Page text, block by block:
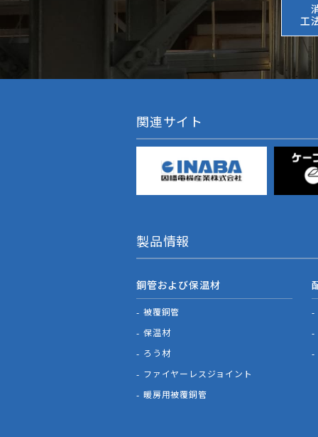
工
関連サイト
製品情報
銅管および保温材
被覆銅管
保温材
ろう材
ファイヤーレスジョイント
暖房用被覆銅管